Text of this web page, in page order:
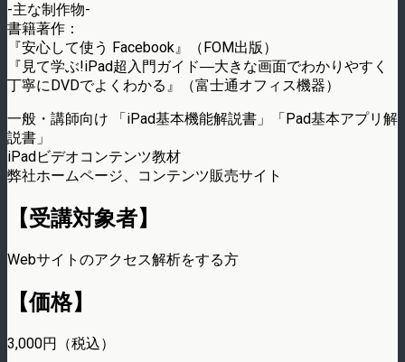
-主な制作物-
書籍著作：
『安心して使う Facebook』（FOM出版）
『見て学ぶ!iPad超入門ガイド―大きな画面でわかりやすく
丁寧にDVDでよくわかる』（富士通オフィス機器）
一般・講師向け 「iPad基本機能解説書」「Pad基本アプリ解
説書」
iPadビデオコンテンツ教材
弊社ホームページ、コンテンツ販売サイト
【受講対象者】
Webサイトのアクセス解析をする方
【価格】
3,000円（税込）